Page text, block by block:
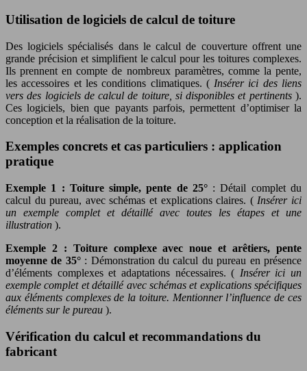
Utilisation de logiciels de calcul de toiture
Des logiciels spécialisés dans le calcul de couverture offrent une
grande précision et simplifient le calcul pour les toitures complexes.
Ils prennent en compte de nombreux paramètres, comme la pente,
les accessoires et les conditions climatiques. ( Insérer ici des liens
vers des logiciels de calcul de toiture, si disponibles et pertinents ).
Ces logiciels, bien que payants parfois, permettent d’optimiser la
conception et la réalisation de la toiture.
Exemples concrets et cas particuliers : application
pratique
Exemple 1 : Toiture simple, pente de 25° : Détail complet du
calcul du pureau, avec schémas et explications claires. ( Insérer ici
un exemple complet et détaillé avec toutes les étapes et une
illustration ).
Exemple 2 : Toiture complexe avec noue et arêtiers, pente
moyenne de 35° : Démonstration du calcul du pureau en présence
d’éléments complexes et adaptations nécessaires. ( Insérer ici un
exemple complet et détaillé avec schémas et explications spécifiques
aux éléments complexes de la toiture. Mentionner l’influence de ces
éléments sur le pureau ).
Vérification du calcul et recommandations du
fabricant